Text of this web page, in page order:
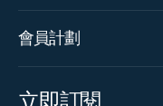
會員計劃